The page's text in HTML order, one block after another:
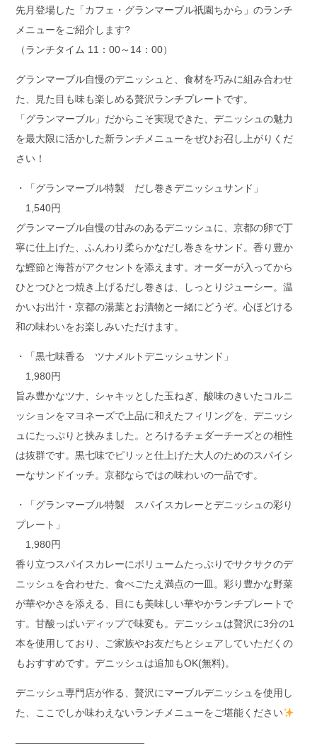
先月登場した「カフェ・グランマーブル祇園ちから」のランチ
メニューをご紹介します?
（ランチタイム 11：00～14：00）
グランマーブル自慢のデニッシュと、食材を巧みに組み合わせ
た、見た目も味も楽しめる贅沢ランチプレートです。
「グランマーブル」だからこそ実現できた、デニッシュの魅力
を最大限に活かした新ランチメニューをぜひお召し上がりくだ
さい！
・「グランマーブル特製 だし巻きデニッシュサンド」
1,540円
グランマーブル自慢の甘みのあるデニッシュに、京都の卵で丁
寧に仕上げた、ふんわり柔らかなだし巻きをサンド。香り豊か
な鰹節と海苔がアクセントを添えます。オーダーが入ってから
ひとつひとつ焼き上げるだし巻きは、しっとりジューシー。温
かいお出汁・京都の湯葉とお漬物と一緒にどうぞ。心ほどける
和の味わいをお楽しみいただけます。
・「黒七味香る ツナメルトデニッシュサンド」
1,980円
旨み豊かなツナ、シャキッとした玉ねぎ、酸味のきいたコルニ
ッションをマヨネーズで上品に和えたフィリングを、デニッシ
ュにたっぷりと挟みました。とろけるチェダーチーズとの相性
は抜群です。黒七味でピリッと仕上げた大人のためのスパイシ
ーなサンドイッチ。京都ならではの味わいの一品です。
・「グランマーブル特製 スパイスカレーとデニッシュの彩り
プレート」
1,980円
香り立つスパイスカレーにボリュームたっぷりでサクサクのデ
ニッシュを合わせた、食べごたえ満点の一皿。彩り豊かな野菜
が華やかさを添える、目にも美味しい華やかランチプレートで
す。甘酸っぱいディップで味変も。デニッシュは贅沢に3分の1
本を使用しており、ご家族やお友だちとシェアしていただくの
もおすすめです。デニッシュは追加もOK(無料)。
デニッシュ専門店が作る、贅沢にマーブルデニッシュを使用し
た、ここでしか味わえないランチメニューをご堪能ください
—————————————